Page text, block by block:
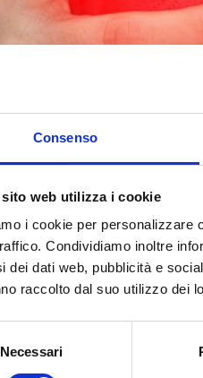
Consenso
web utilizza i cookie
i cookie per personalizzare
Condividiamo inoltre
dei dati web, pubblicità e
raccolto dal suo utilizzo dei
Necessari